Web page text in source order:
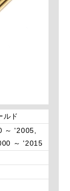
ルド
～ '2005,
～ '2015